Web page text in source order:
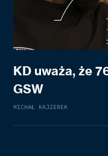
KD uważa, że
GSW
MICHAŁ KAJZEREK